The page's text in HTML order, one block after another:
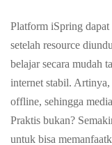
Platform iSpring
setelah resource
belajar secara mudah
internet stabil. Artinya,
offline, sehingga media
Praktis bukan?
untuk bisa